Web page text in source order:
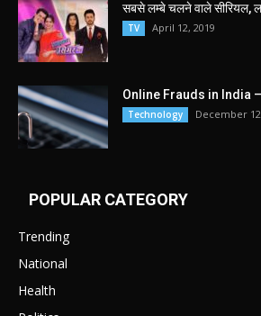
सबसे लम्बे चलने वाले सीरियल,
TV April 12, 2019
Online Frauds in India
Technology December
POPULAR CATEGORY
Trending
National
Health